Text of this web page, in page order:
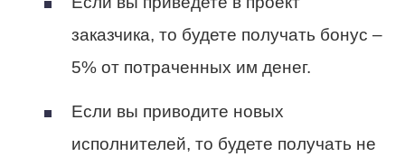
заказчика, то будете получать бонус –
5% от потраченных им денег.
Если вы приводите новых
исполнителей, то будете получать не